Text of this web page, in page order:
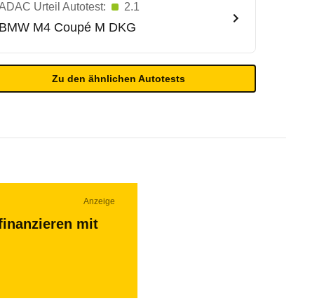
Urteil Autotest: 2.1
BMW M4 Coupé M DKG
Zu den ähnlichen Autotests
Anzeige
mit